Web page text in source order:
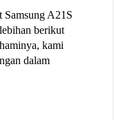
Samsung A21S
berikut
kami
dalam